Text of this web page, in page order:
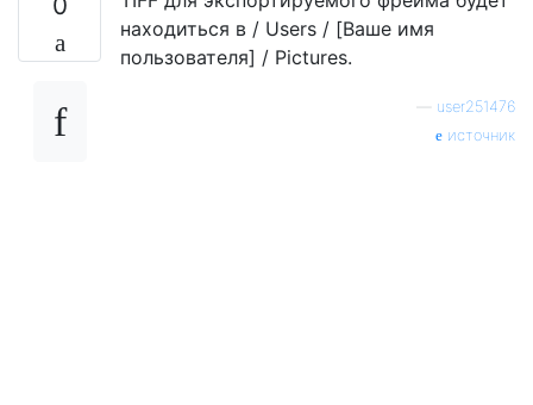
находиться в / Users / [Ваше имя
пользователя] / Pictures.
user251476
источник